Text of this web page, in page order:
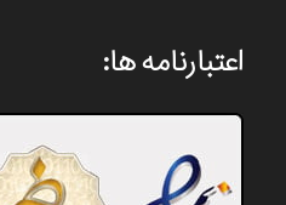
اعتبارنامه ها: